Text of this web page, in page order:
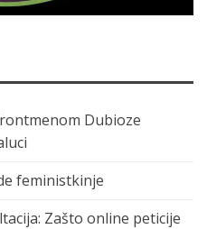
Dubioze
feministkinje
Zašto online peticije